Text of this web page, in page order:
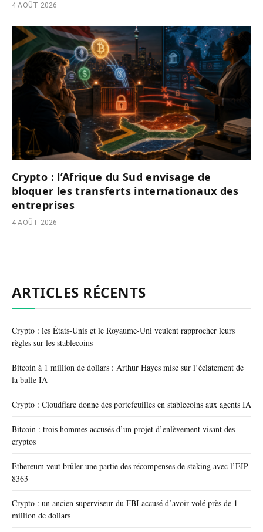
4 AOÛT 2026
Crypto : l’Afrique du Sud envisage de
bloquer les transferts internationaux des
entreprises
4 AOÛT 2026
ARTICLES RÉCENTS
Crypto : les États-Unis et le Royaume-Uni veulent rapprocher leurs
règles sur les stablecoins
Bitcoin à 1 million de dollars : Arthur Hayes mise sur l’éclatement de
la bulle IA
Crypto : Cloudflare donne des portefeuilles en stablecoins aux agents IA
Bitcoin : trois hommes accusés d’un projet d’enlèvement visant des
cryptos
Ethereum veut brûler une partie des récompenses de staking avec l’EIP-
8363
Crypto : un ancien superviseur du FBI accusé d’avoir volé près de 1
million de dollars